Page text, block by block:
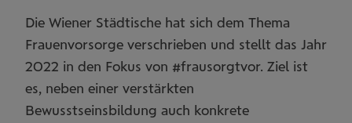
Die Wiener Städtische hat sich dem Thema
Frauenvorsorge verschrieben und stellt das Jahr
2022 in den Fokus von #frausorgtvor. Ziel ist
es, neben einer verstärkten
Bewusstseinsbildung auch konkrete